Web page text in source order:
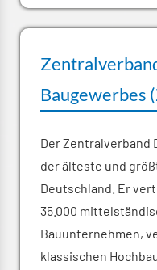
Baugewerbes
Der Zentralverband
der älteste und
Deutschland. Er
35.000
Bauunternehmen,
klassischen